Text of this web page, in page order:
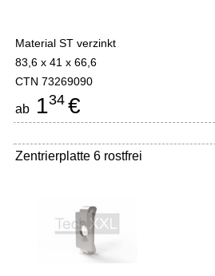
Material ST verzinkt
83,6 x 41 x 66,6
CTN 73269090
ab 134 €
Zentrierplatte 6 rostfrei